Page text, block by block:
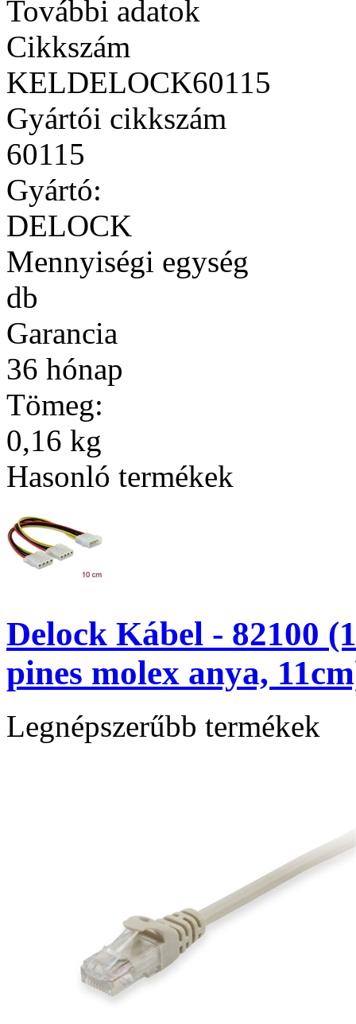
További adatok
Cikkszám
KELDELOCK60115
Gyártói cikkszám
60115
Gyártó:
DELOCK
Mennyiségi egység
db
Garancia
36 hónap
Tömeg:
0,16 kg
Hasonló termékek
Delock Kábel - 82100
pines molex anya,
Legnépszerűbb termékek